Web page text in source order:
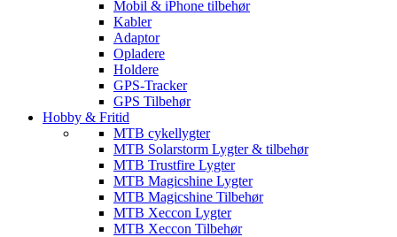
Mobil & iPhone tilbehør
Kabler
Adaptor
Opladere
Holdere
GPS-Tracker
GPS Tilbehør
Hobby & Fritid
MTB cykellygter
MTB Solarstorm Lygter & tilbehør
MTB Trustfire Lygter
MTB Magicshine Lygter
MTB Magicshine Tilbehør
MTB Xeccon Lygter
MTB Xeccon Tilbehør